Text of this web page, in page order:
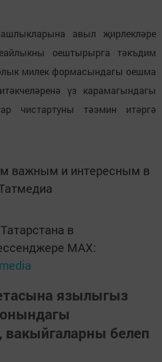
авыл җирлекләре
оештырырга тәкъдим
милек формасындагы оешма
үз карамагындагы
чистартуны тәэмин итәргә
важным и интересным в
в
MАХ:
язылыгыз
белеп